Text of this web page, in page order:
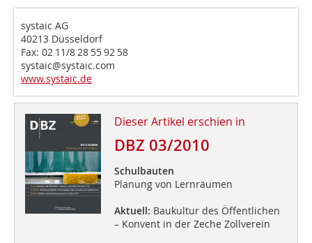
systaic AG
40213 Düsseldorf
Fax: 02 11/8 28 55 92 58
systaic@systaic.com
www.systaic.de
Dieser Artikel erschien in
DBZ 03/2010
Schulbauten
Planung von Lernräumen
Aktuell: Baukultur des Öffentlichen
– Konvent in der Zeche Zollverein